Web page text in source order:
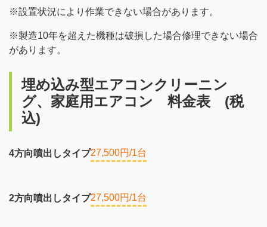
※設置状況により作業できない場合があります。
※製造10年を超えた機種は破損した場合修理できない場合
があります。
埋め込み型エアコンクリーニン
グ、家庭用エアコン 料金表 (税
込)
4方向噴出しタイプ27,500円/1台
2方向噴出しタイプ27,500円/1台